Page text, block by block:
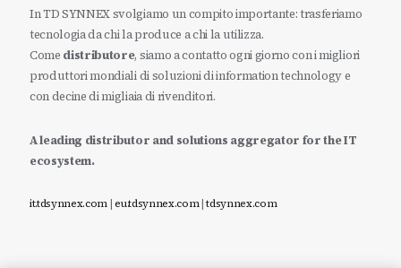
In TD SYNNEX svolgiamo un compito importante: trasferiamo
tecnologia da chi la produce a chi la utilizza.
Come distributore, siamo a contatto ogni giorno con i migliori
produttori mondiali di soluzioni di information technology e
con decine di migliaia di rivenditori.
A leading distributor and solutions aggregator for the IT
ecosystem.
it.tdsynnex.com|eu.tdsynnex.com|tdsynnex.com